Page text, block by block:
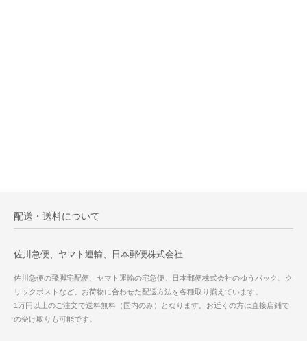
配送・送料について
佐川急便、ヤマト運輸、日本郵便株式会社
佐川急便の飛脚宅配便、ヤマト運輸の宅急便、日本郵便株式会社のゆうパック、ク
リックポストなど、お荷物に合わせた配送方法を各種取り揃えています。
1万円以上のご注文で送料無料（国内のみ）となります。お近くの方は直接店鋪で
の受け取りも可能です。